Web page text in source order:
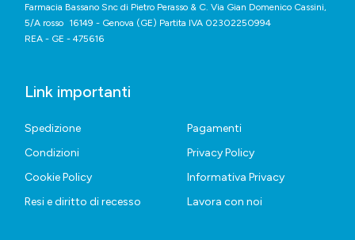
Farmacia Bassano Snc di Pietro Perasso & C. Via Gian Domenico Cassini,
5/A rosso 16149 - Genova (GE) Partita IVA 02302250994
REA - GE - 475616
Link importanti
Spedizione
Pagamenti
Condizioni
Privacy Policy
Cookie Policy
Informativa Privacy
Resi e diritto di recesso
Lavora con noi